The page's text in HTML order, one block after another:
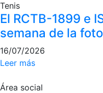
Campeonato
Social de Tenis
Cuadros de
Honor
Tenis
El RCTB-1899 e
semana de la
16/07/2026
Leer más
Área social